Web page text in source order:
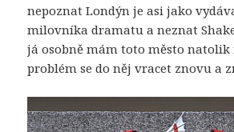
nepoznat Londýn je asi jako
milovníka dramatu a neznat
já osobně mám toto město natolik
problém se do něj vracet znovu a